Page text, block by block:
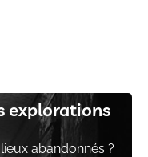
explorations
abandonnés ?